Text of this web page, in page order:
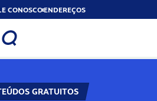
CONOSCOENDEREÇOS
GRATUITOS